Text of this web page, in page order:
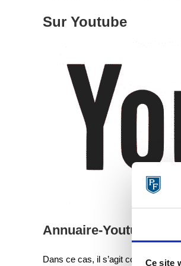
Ce site
Sur Youtube
Annuaire-
Dans ce cas, il s’agit comme son